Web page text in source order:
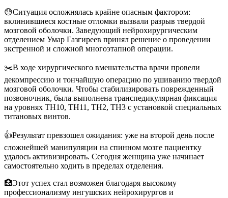
😓Ситуация осложнялась крайне опасным фактором:
вклинившиеся костные отломки вызвали разрыв твердой
мозговой оболочки. Заведующий нейрохирургическим
отделением Умар Газгиреев принял решение о проведении
экстренной и сложной многоэтапной операции.
✂️В ходе хирургического вмешательства врачи провели
декомпрессию и тончайшую операцию по ушиванию твердой
мозговой оболочки. Чтобы стабилизировать поврежденный
позвоночник, была выполнена транспедикулярная фиксация
на уровнях TH10, TH11, TH2, TH3 с установкой специальных
титановых винтов.
👍Результат превзошел ожидания: уже на второй день после
сложнейшей манипуляции на спинном мозге пациентку
удалось активизировать. Сегодня женщина уже начинает
самостоятельно ходить в пределах отделения.
🏥Этот успех стал возможен благодаря высокому
профессионализму ингушских нейрохирургов и